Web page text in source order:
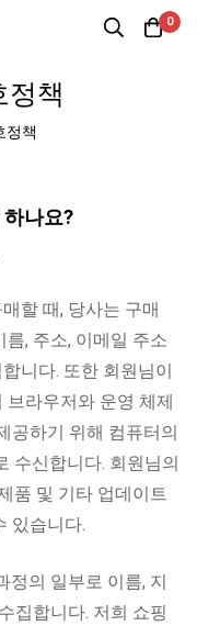
0
정책
정책
나요?
할 때, 당사는 구매
, 주소, 이메일 주소
니다. 또한 회원님이
라우저와 운영 체제
공하기 위해 컴퓨터의
수신합니다. 회원님의
품 및 기타 업데이트
있습니다.
정의 일부로 이름, 지
집합니다. 저희 쇼핑